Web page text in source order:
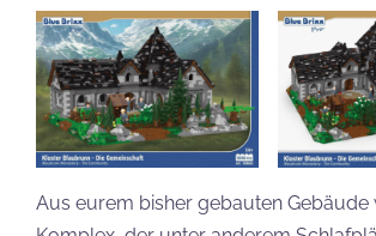
Aus eurem bisher gebauten Gebäude